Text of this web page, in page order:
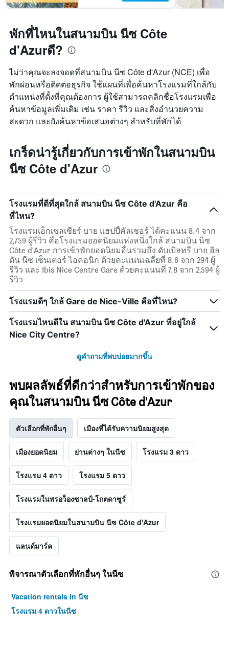
พักที่ไหนในสนามบิน นีซ Côte
d'Azurดี?
ไม่ว่าคุณจะลงจอดที่สนามบิน นีซ Côte d'Azur (NCE) เพื่อ
พักผ่อนหรือติดต่อธุรกิจ ใช้แผนที่เพื่อค้นหาโรงแรมที่ใกล้กับ
ตำแหน่งที่ตั้งที่คุณต้องการ ผู้ใช้สามารถคลิกชื่อโรงแรมเพื่อ
ค้นหาข้อมูลเพิ่มเติม เช่น ราคา รีวิว และสิ่งอำนวยความ
สะดวก และยังค้นหาข้อเสนอต่างๆ สำหรับที่พักได้
เกร็ดน่ารู้เกี่ยวกับการเข้าพักในสนามบิน
นีซ Côte d'Azur
โรงแรมที่ดีที่สุดใกล้ สนามบิน นีซ Côte d'Azur คือ
ที่ไหน?
โรงแรมเอ็กเซลเซียร์ บาย แฮปปี้คัลเชอร์ ได้คะแนน 8.4 จาก
2,759 ผู้รีวิว คือโรงแรมยอดนิยมแห่งหนึ่งใกล้ สนามบิน นีซ
Côte d'Azur การเข้าพักยอดนิยมอื่นรวมถึง ดับเบิลทรี บาย ฮิล
ตัน นีซ เซ็นเตอร์ ไอคอนิก ด้วยคะแนนเฉลี่ยที่ 8.6 จาก 294 ผู้
รีวิว และ Ibis Nice Centre Gare ด้วยคะแนนที่ 7.8 จาก 2,594 ผู้
รีวิว
โรงแรมดีๆ ใกล้ Gare de Nice-Ville คือที่ไหน?
โรงแรมไหนดีใน สนามบิน นีซ Côte d'Azur ที่อยู่ใกล้
Nice City Centre?
ดูคำถามที่พบบ่อยมากขึ้น
พบผลลัพธ์ที่ดีกว่าสำหรับการเข้าพักของ
คุณในสนามบิน นีซ Côte d'Azur
ตัวเลือกที่พักอื่นๆ เมืองที่ได้รับความนิยมสูงสุด
เมืองยอดนิยม ย่านต่างๆ ในนีซ โรงแรม 3 ดาว
โรงแรม 4 ดาว โรงแรม 5 ดาว
โรงแรมในพรอว็องซาลป์-โกตดาซูร์
โรงแรมยอดนิยมในสนามบิน นีซ Côte d'Azur
แลนด์มาร์ค
พิจารณาตัวเลือกที่พักอื่นๆ ในนีซ
Vacation rentals in นีซ
โรงแรม 4 ดาวในนีซ